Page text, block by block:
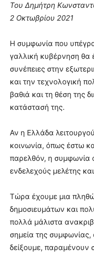
Του Δημήτρη
2 Οκτωβρίου 2021
Η συμφωνία που
γαλλική κυβέρνηση θα
συνέπειες στην
και την τεχνολογική
βαθιά και τη θέση της
κατάστασή της.
Αν η Ελλάδα
κοινωνία, όπως έστω
παρελθόν, η συμφωνία
ενδελεχούς μελέτης
Τώρα έχουμε μια
δημοσιευμάτων και
πολλά μάλιστα
σημεία της
δείξουμε, παραμένουν